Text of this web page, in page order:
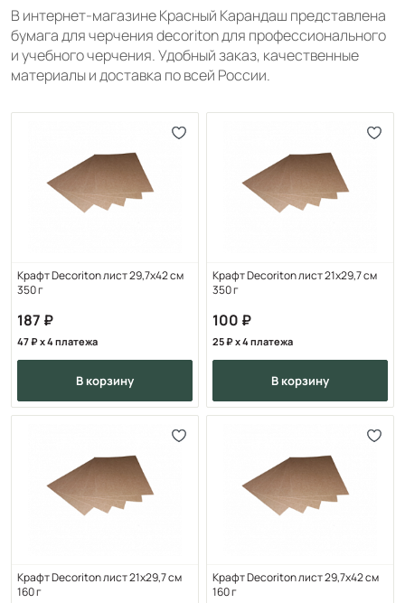
В интернет-магазине Красный Карандаш представлена
бумага для черчения decoriton для профессионального
и учебного черчения. Удобный заказ, качественные
материалы и доставка по всей России.
Крафт Decoriton лист 29,7х42 см
350 г
187
47 x 4 платежа
в корзину
Крафт Decoriton лист 21х29,7 см
350 г
100
25 x 4 платежа
в корзину
Крафт Decoriton лист 21х29,7 см
160 г
Крафт Decoriton лист 29,7х42 см
160 г